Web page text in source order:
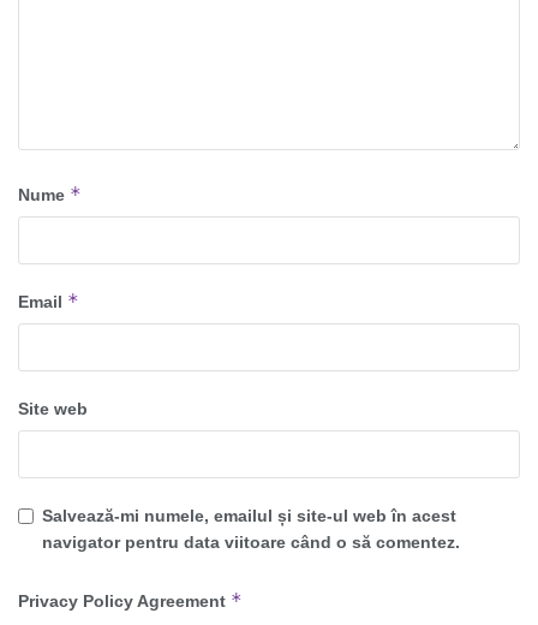
Nume *
Email *
Site web
Salvează-mi numele, emailul și site-ul web în acest
navigator pentru data viitoare când o să comentez.
Privacy Policy Agreement *